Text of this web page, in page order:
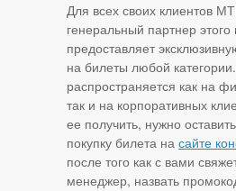
Для всех своих клиентов
генеральный партнер
предоставляет
на билеты любой
распространяется как на
так и на корпоративных
ее получить, нужно
покупку билета на сайте
после того как с вами
менеджер, назвать